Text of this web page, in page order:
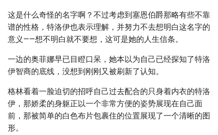
这是什么奇怪的名字啊？不过考虑到塞恩伯爵那略有些不靠
谱的性格，特洛伊也表示理解，并努力不去想明白这名字的
意义——想不明白就不要想，这可是她的人生信条。
一边的奥菲娜早已目瞪口呆，她本以为自己已经探知了特洛
伊智商的底线，没想到刚刚又被刷新了认知。
格林看着一脸迫切的招呼自己过去配合的只身着内衣的特洛
伊，那娇柔的身躯正以一个非常方便的姿势展现在自己面
前，那被简单的白色布片包裹住的位置展现了一个清晰的图
形。